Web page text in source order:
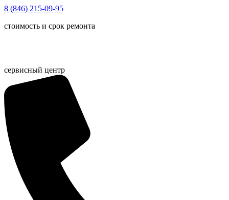
Перейти
содержимому
8 (846) 215-09-95
стоимость и срок ремонта
сервисный центр